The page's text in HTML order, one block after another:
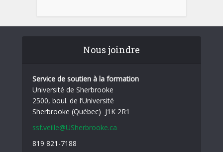
Nous joindre
Service de soutien à la formation
Université de Sherbrooke
2500, boul. de l’Université
Sherbrooke (Québec) J1K 2R1
ssf.veille@USherbrooke.ca
819 821-7188